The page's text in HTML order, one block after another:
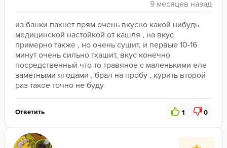
из банки пахнет прям очень вкусно какой нибудь
медицинской настойкой от кашля , на вкус
примерно также , но очень сушит, и первые 10-16
минут очень сильно тхашит, вкус конечно
посредственный что то травяное с маленькими еле
заметными ягодами , брал на пробу , курить второй
раз такое точно не буду
Ответить 1 0